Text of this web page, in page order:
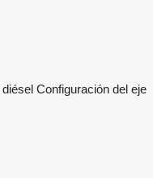
diésel Configuración del eje